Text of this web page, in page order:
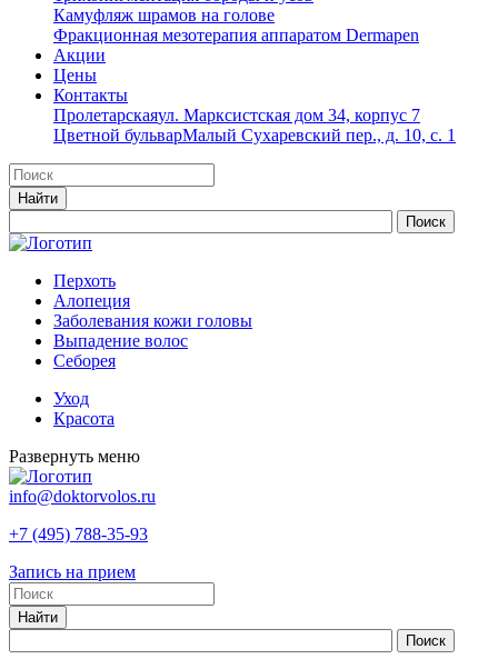
Камуфляж шрамов на голове
Фракционная мезотерапия аппаратом Dermapen
Акции
Цены
Контакты
Пролетарскаяул. Марксистская дом 34, корпус 7
Цветной бульварМалый Сухаревский пер., д. 10, с. 1
Перхоть
Алопеция
Заболевания кожи головы
Выпадение волос
Cеборея
Уход
Красота
Развернуть меню
info@doktorvolos.ru
+7 (495) 788-35-93
Запись на прием